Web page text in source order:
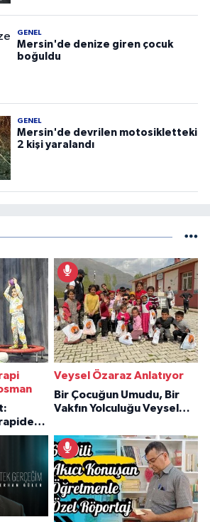
GENEL
Mersin'de denize giren çocuk
boğuldu
GENEL
Mersin'de devrilen motosikletteki
2 kişi yaralandı
Veysel Özaraz Anlatıyor
Bir Çocuğun Umudu, Bir
Vakfın Yolculuğu Veysel